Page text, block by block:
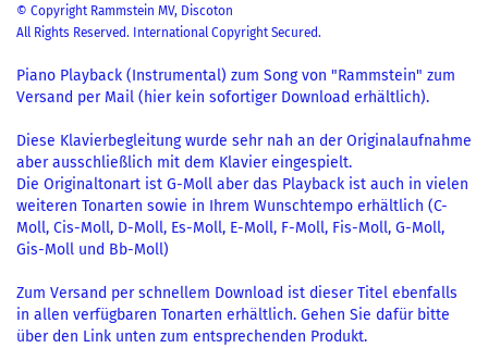
© Copyright Rammstein MV, Discoton
All Rights Reserved. International Copyright Secured.
Piano Playback (Instrumental) zum Song von "Rammstein" zum
Versand per Mail (hier kein sofortiger Download erhältlich).
Diese Klavierbegleitung wurde sehr nah an der Originalaufnahme
aber ausschließlich mit dem Klavier eingespielt.
Die Originaltonart ist G-Moll aber das Playback ist auch in vielen
weiteren Tonarten sowie in Ihrem Wunschtempo erhältlich (C-
Moll, Cis-Moll, D-Moll, Es-Moll, E-Moll, F-Moll, Fis-Moll, G-Moll,
Gis-Moll und Bb-Moll)
Zum Versand per schnellem Download ist dieser Titel ebenfalls
in allen verfügbaren Tonarten erhältlich. Gehen Sie dafür bitte
über den Link unten zum entsprechenden Produkt.